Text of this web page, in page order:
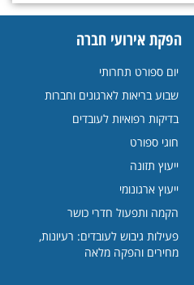
הפקת אירועי חברה
יום ספורט תחרותי
שבוע בריאות לארגונים וחברות
בדיקות רפואיות לעובדים
חוגי ספורט
ייעוץ תזונה
ייעוץ ארגונומי
הקמה ותפעול חדרי כושר
פעילות גיבוש לעובדים: רעיונות,
מחירים והפקה מלאה